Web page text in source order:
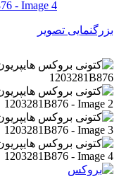
بزرگنمایی تصویر